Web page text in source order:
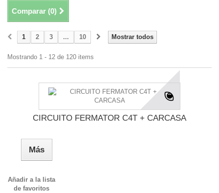
Comparar (0)
Mostrar todos
1 2 3 ... 10
Mostrando 1 - 12 de 120 items
CIRCUITO FERMATOR C4T + CARCASA
Más
Añadir a la lista
de favoritos